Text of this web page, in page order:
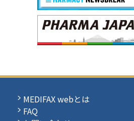
MEDIFAX webとは
FAQ